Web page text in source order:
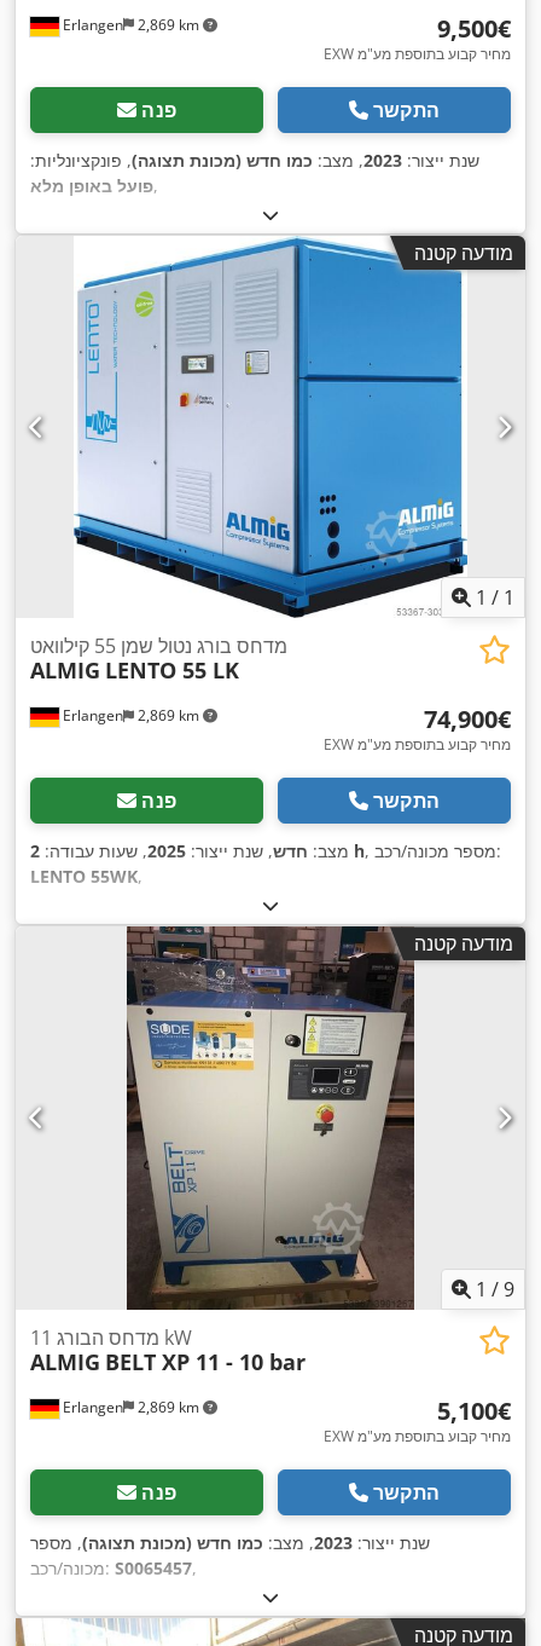
Erlangen 2,869 km ‏9,500 ‏€
EXW מחיר קבוע בתוספת מע"מ
פנה התקשר
שנת ייצור: 2023, מצב: כמו חדש (מכונת תצוגה), פונקציונליות:
פועל באופן מלא,
מודעה קטנה
1 / 1
Erlangen 2,869 km
מדחס בורג נטול שמן 55 קילוואט
ALMIG LENTO 55 LK
‏74,900 ‏€
EXW מחיר קבוע בתוספת מע"מ
פנה התקשר
מצב: חדש, שנת ייצור: 2025, שעות עבודה: 2 h
, מספר מכונה/רכב:
LENTO 55WK,
מודעה קטנה
1 /9
Erlangen 2,869 km
11 מדחס הבורג kW
ALMIG BELT XP 11 - 10 bar
‏5,100 ‏€
EXW מחיר קבוע בתוספת מע"מ
פנה התקשר
שנת ייצור: 2023, מצב: כמו חדש (מכונת תצוגה), מספר
מכונה/רכב: S0065457,
מודעה קטנה